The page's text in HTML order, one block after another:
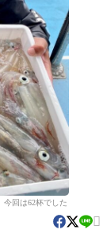
今回は62杯でした
